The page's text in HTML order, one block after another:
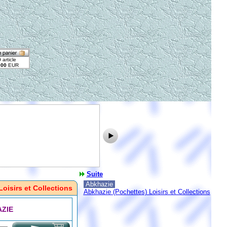
Suite
et Collections
Abkhazie
Abkhazie (Pochettes) Loisirs et Collections